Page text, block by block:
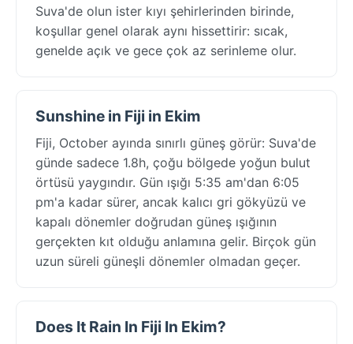
Suva'de olun ister kıyı şehirlerinden birinde,
koşullar genel olarak aynı hissettirir: sıcak,
genelde açık ve gece çok az serinleme olur.
Sunshine in Fiji in Ekim
Fiji, October ayında sınırlı güneş görür: Suva'de
günde sadece 1.8h, çoğu bölgede yoğun bulut
örtüsü yaygındır. Gün ışığı 5:35 am'dan 6:05
pm'a kadar sürer, ancak kalıcı gri gökyüzü ve
kapalı dönemler doğrudan güneş ışığının
gerçekten kıt olduğu anlamına gelir. Birçok gün
uzun süreli güneşli dönemler olmadan geçer.
Does It Rain In Fiji In Ekim?